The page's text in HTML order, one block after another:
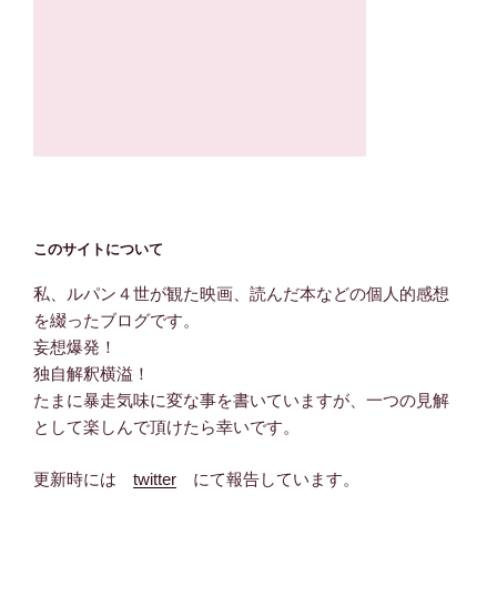
このサイトについて
私、ルパン４世が観た映画、読んだ本などの個人的感想
を綴ったブログです。
妄想爆発！
独自解釈横溢！
たまに暴走気味に変な事を書いていますが、一つの見解
として楽しんで頂けたら幸いです。
更新時には twitter にて報告しています。